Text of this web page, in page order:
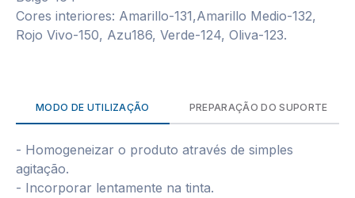
Cores interiores: Amarillo-131,Amarillo Medio-132,
Rojo Vivo-150, Azu186, Verde-124, Oliva-123.
MODO DE UTILIZAÇÃO PREPARAÇÃO DO SUPORTE
- Homogeneizar o produto através de simples
agitação.
- Incorporar lentamente na tinta.